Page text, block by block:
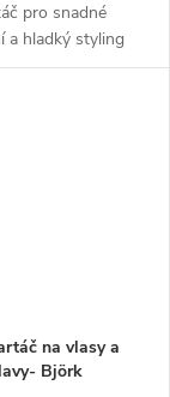
pro snadné
a hladký styling
na vlasy a
Björk